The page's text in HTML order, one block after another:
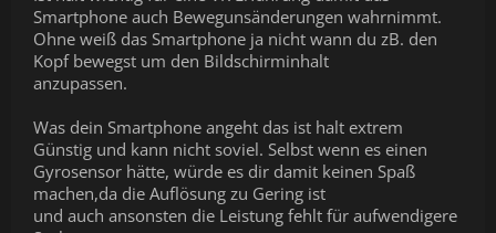
Smartphone auch Bewegunsänderungen wahrnimmt.
Ohne weiß das Smartphone ja nicht wann du zB. den
Kopf bewegst um den Bildschirminhalt
anzupassen.
Was dein Smartphone angeht das ist halt extrem
Günstig und kann nicht soviel. Selbst wenn es einen
Gyrosensor hätte, würde es dir damit keinen Spaß
machen,da die Auflösung zu Gering ist
und auch ansonsten die Leistung fehlt für aufwendigere